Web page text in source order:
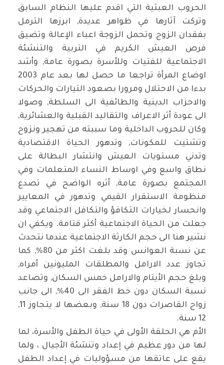
الحروب العبثية التي اقدم عليها النظام السابق
وتركت آثارها في ظواهر عديدة, ابرزها الترمل
بفقدان الزوج وتحمل الزوجة اعباء الإعالة وتضيق
فرص العيش الكريم في التربية والتنشئة
الاجتماعية للفتيات وللأسرة بصورة عامة, وأشد
اوضاع المرأة تراجعا ما حصل لها بعد عام 2003
بدءا من الاحتلال ومرورا بصعود التيارات والحركات
والاحزاب الدينية والطائفية الى السلطة, وصولا
الى عودة أثر الاعراف والتقاليد القبلية والعشائرية,
وكان للحروب الداخلية وما سببته من تهجير ونزوح
وتشتيت للمكونات, وتدهور الحياة الاقتصادية
وتدني مستويات العيش وانتشار البطالة على
نطاق واسع وفي اوساط النساء المتعلمات وفي
المجتمع بصورة عامة, أثره الواضح في تصدع
منظومة الاستقرار القيمي وتدهور في المعايير
وانحسار لخيارات التكافؤ والتكافل الاجتماعي وقد
جعلت من الحياة الاجتماعية أكثر قتامة. ويكفي ان
نشير هنا الى حجم الكارثة الاجتماعية عندما نتحدث
عن نسبة العوانس وقد بلغت اكثر من 80%, كما
تجاوز عدد الارامل والمطلقات المليونين أمراه,
وبلغ حجم الأيتام والارامل خمس السكان, وتصاعد
نسبة السكان دون خط الفقر الى 40%, الى جانب
زواج القاصرات دون 18 سنة, وبعضها لا يتجاوز 11,
12 سنة.
الأم هي الحلقة الأولى في حياة الطفل والأسرة، لما
لها من دور عظيم في إعداد وتنشئة الأجيال ، ولما
يقع على عاتقها من مسؤوليات في إعداد الطفل